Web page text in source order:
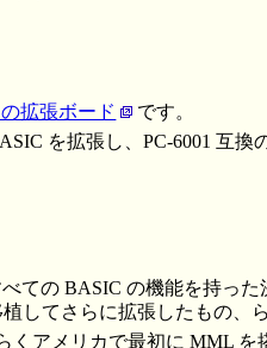
拡張ボード
です。
を拡張し、PC-6001 互換
ての BASIC の機能を持った
してさらに拡張したもの、ら
アメリカで最初に MML を